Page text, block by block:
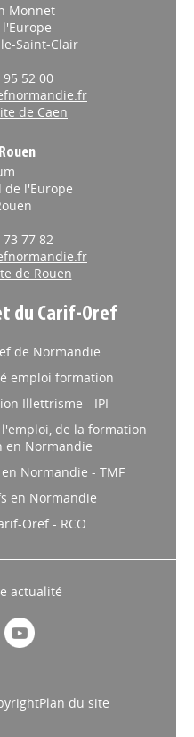
Monnet
Saint-Clair
52 00
de Caen
de l'Europe
77 82
de Rouen
du Carif-Oref
de Normandie
emploi formation
Illettrisme - IPI
de la formation
en Normandie
Normandie - TMF
en Normandie
Oref - RCO
actualité
Plan du site